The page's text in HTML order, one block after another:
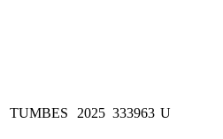
TUMBES 2025 333963 U